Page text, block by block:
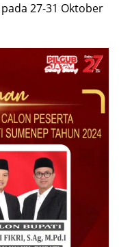
27-31 Oktober